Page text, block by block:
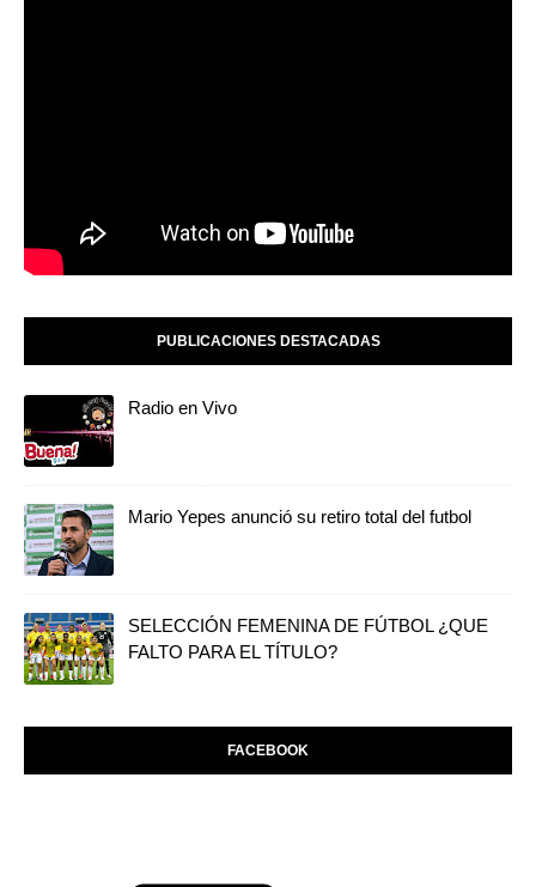
PUBLICACIONES DESTACADAS
Radio en Vivo
Mario Yepes anunció su retiro total del futbol
SELECCIÓN FEMENINA DE FÚTBOL ¿QUE
FALTO PARA EL TÍTULO?
FACEBOOK